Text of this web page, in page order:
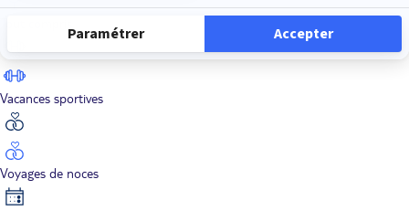
Vacances sportives
Voyages de noces